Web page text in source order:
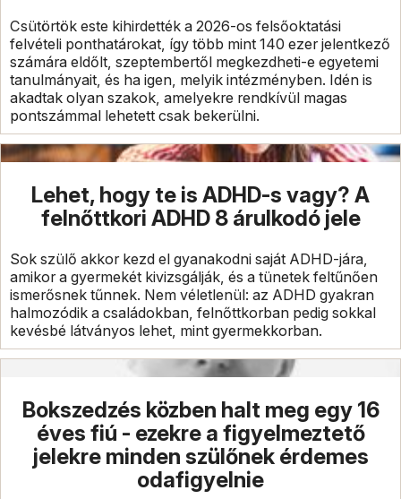
Csütörtök este kihirdették a 2026-os felsőoktatási
felvételi ponthatárokat, így több mint 140 ezer jelentkező
számára eldőlt, szeptembertől megkezdheti-e egyetemi
tanulmányait, és ha igen, melyik intézményben. Idén is
akadtak olyan szakok, amelyekre rendkívül magas
pontszámmal lehetett csak bekerülni.
Lehet, hogy te is ADHD-s vagy? A
felnőttkori ADHD 8 árulkodó jele
Sok szülő akkor kezd el gyanakodni saját ADHD-jára,
amikor a gyermekét kivizsgálják, és a tünetek feltűnően
ismerősnek tűnnek. Nem véletlenül: az ADHD gyakran
halmozódik a családokban, felnőttkorban pedig sokkal
kevésbé látványos lehet, mint gyermekkorban.
Bokszedzés közben halt meg egy 16
éves fiú - ezekre a figyelmeztető
jelekre minden szülőnek érdemes
odafigyelnie